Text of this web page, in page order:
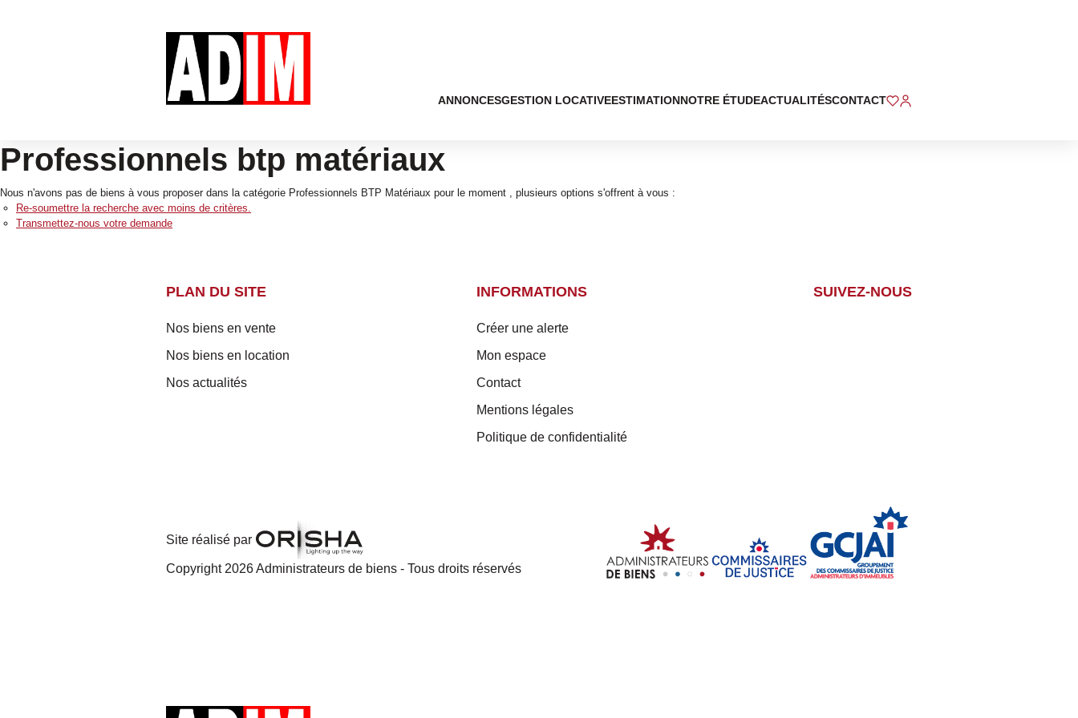
ANNONCESGESTION LOCATIVEESTIMATIONNOTRE ÉTUDEACTUALITÉSCONTACT
Professionnels btp matériaux
Nous n'avons pas de biens à vous proposer dans la catégorie Professionnels BTP Matériaux pour le moment , plusieurs options s'offrent à vous :
Re-soumettre la recherche avec moins de critères.
Transmettez-nous votre demande
PLAN DU SITE
Nos biens en vente
Nos biens en location
Nos actualités
INFORMATIONS
Créer une alerte
Mon espace
Contact
Mentions légales
Politique de confidentialité
SUIVEZ-NOUS
Site réalisé par
Copyright 2026 Administrateurs de biens - Tous droits réservés